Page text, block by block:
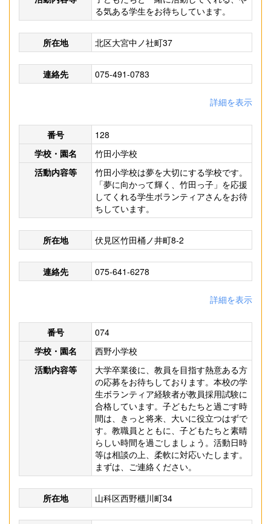
る気ある学生をお待ちしています。
所在地 北区大宮中ノ社町37
連絡先 075-491-0783
詳細を表示
番号
128
学校・園名
竹田小学校
活動内容等
竹田小学校は夢を大切にする学校です。
「夢に向かって輝く、竹田っ子」を応援
してくれる学生ボランティアさんをお待
ちしています。
所在地 伏見区竹田桶ノ井町8-2
連絡先 075-641-6278
詳細を表示
番号
074
学校・園名
西野小学校
活動内容等
大学卒業後に、教員を目指す熱意ある方
の応募をお待ちしております。本校の学
生ボランティア経験者が教員採用試験に
合格しています。子どもたちと過ごす時
間は、きっと将来、大いに役立つはずで
す。教職員とともに、子どもたちと素晴
らしい時間を過ごしましょう。活動日時
等は相談の上、柔軟に対応いたします。
まずは、ご連絡ください。
所在地 山科区西野櫃川町34